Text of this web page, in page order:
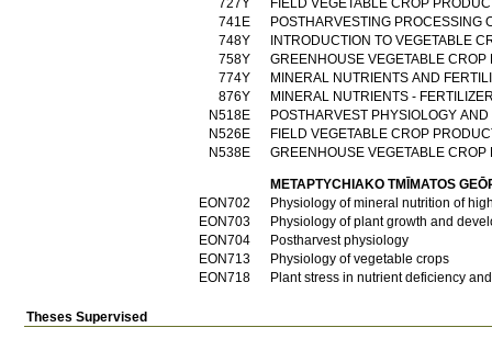
741Ε
POSTHARVESTING PROCESSING
748Υ
INTRODUCTION TO VEGETABLE
758Υ
GREENHOUSE VEGETABLE CROP
774Υ
MINERAL NUTRIENTS AND
876Υ
MINERAL NUTRIENTS -
Ν518Ε
POSTHARVEST PHYSIOLOGY
Ν526Ε
FIELD VEGETABLE CROP
Ν538Ε
GREENHOUSE VEGETABLE CROP
METAPTYCΗIAKO TMĪMATOS
ΕΟΝ702
Physiology of mineral nutrition of
ΕΟΝ703
Physiology of plant growth and
ΕΟΝ704
Postharvest physiology
ΕΟΝ713
Physiology of vegetable crops
ΕΟΝ718
Plant stress in nutrient deficiency
Theses Supervised